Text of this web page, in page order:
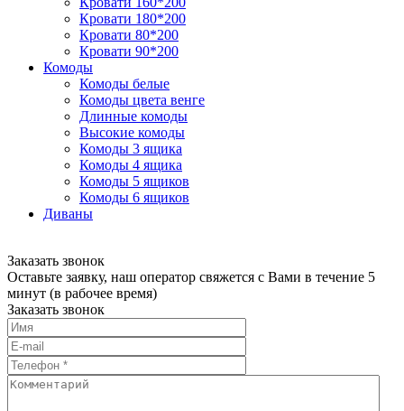
Кровати 180*200
Кровати 80*200
Кровати 90*200
Комоды
Комоды белые
Комоды цвета венге
Длинные комоды
Высокие комоды
Комоды 3 ящика
Комоды 4 ящика
Комоды 5 ящиков
Комоды 6 ящиков
Диваны
Заказать звонок
Оставьте заявку, наш оператор свяжется с Вами в течение 5
минут (в рабочее время)
Заказать звонок